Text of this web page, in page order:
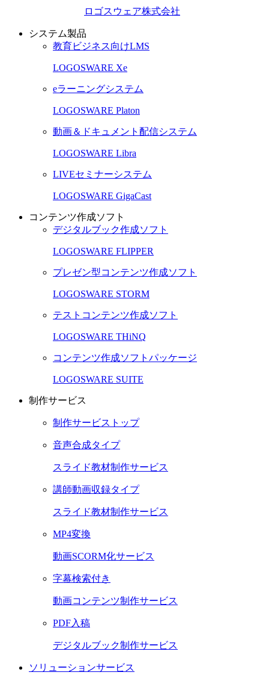
ロゴスウェア株式会社
システム製品
教育ビジネス向けLMS
LOGOSWARE Xe
eラーニングシステム
LOGOSWARE Platon
動画＆ドキュメント配信システム
LOGOSWARE Libra
LIVEセミナーシステム
LOGOSWARE GigaCast
コンテンツ作成ソフト
デジタルブック作成ソフト
LOGOSWARE FLIPPER
プレゼン型コンテンツ作成ソフト
LOGOSWARE STORM
テストコンテンツ作成ソフト
LOGOSWARE THiNQ
コンテンツ作成ソフトパッケージ
LOGOSWARE SUITE
制作サービス
制作サービストップ
音声合成タイプ
スライド教材制作サービス
講師動画収録タイプ
スライド教材制作サービス
MP4変換
動画SCORM化サービス
字幕検索付き
動画コンテンツ制作サービス
PDF入稿
デジタルブック制作サービス
ソリューションサービス